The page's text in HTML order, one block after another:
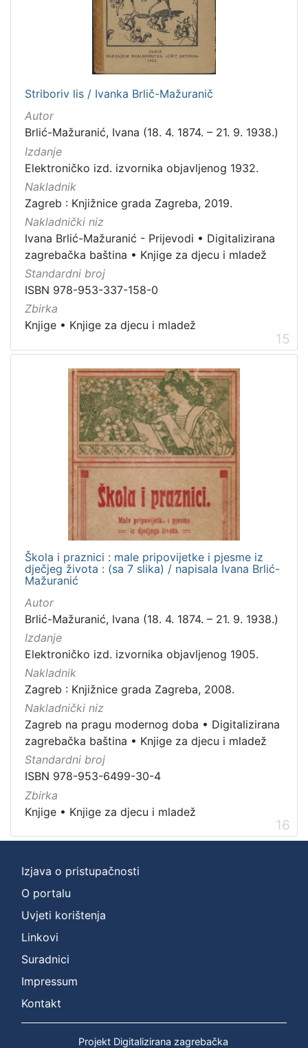
Striboriv lis / Ivanka Brlič-Mažuranič
Autor
Brlić-Mažuranić, Ivana (18. 4. 1874. – 21. 9. 1938.)
Izdanje
Elektroničko izd. izvornika objavljenog 1932.
Nakladnik
Zagreb : Knjižnice grada Zagreba, 2019.
Nakladnički niz
Ivana Brlić-Mažuranić - Prijevodi • Digitalizirana
zagrebačka baština • Knjige za djecu i mladež
Standardni broj
ISBN 978-953-337-158-0
Zbirka
Knjige • Knjige za djecu i mladež
15
Škola i praznici : male pripovijetke i pjesme iz
dječjeg života : (sa 7 slika) / napisala Ivana Brlić-
Mažuranić
Autor
Brlić-Mažuranić, Ivana (18. 4. 1874. – 21. 9. 1938.)
Izdanje
Elektroničko izd. izvornika objavljenog 1905.
Nakladnik
Zagreb : Knjižnice grada Zagreba, 2008.
Nakladnički niz
Zagreb na pragu modernog doba • Digitalizirana
zagrebačka baština • Knjige za djecu i mladež
Standardni broj
ISBN 978-953-6499-30-4
Zbirka
Knjige • Knjige za djecu i mladež
16
Izjava o pristupačnosti
O portalu
Uvjeti korištenja
Linkovi
Suradnici
Impressum
Kontakt
Projekt Digitalizirana zagrebačka